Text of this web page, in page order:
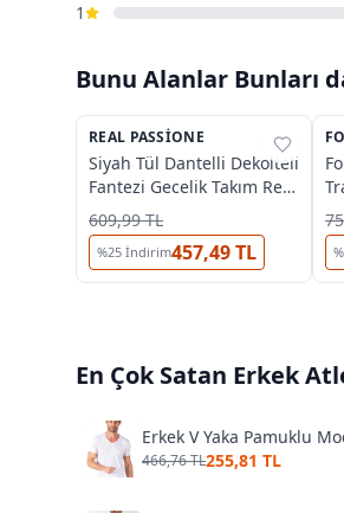
1
Bunu Alanlar Bunları
%37
REAL PASSIONE
Siyah Tül Dantelli Dekolteli
Fantezi Gecelik Takım Real
Passione 70011
609,99 TL
%25 İndirim457,49 TL
%
%
En Çok Satan Erkek
Erkek V Yaka Pamuklu
466,76 TL255,81 TL